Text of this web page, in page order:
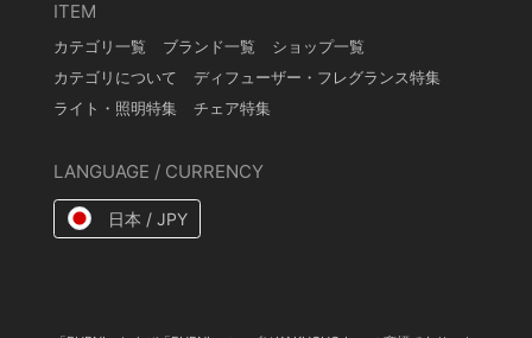
ITEM
カテゴリ一覧 ブランド一覧
ショップ一覧
カテゴリについて
ディフューザー・フレグランス特集
ライト・照明特集
チェア特集
LANGUAGE / CURRENCY
日本 / JPY